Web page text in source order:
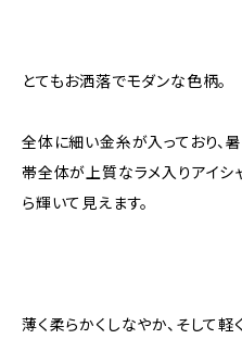
とてもお洒落でモダンな色柄。
全体に細い金糸が入っており、
帯全体が上質なラメ入りアイシ
ら輝いて見えます。
薄く柔らかくしなやか、そして